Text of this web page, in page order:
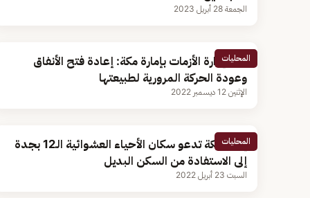
الجمعة 28 أبريل 2023
المحليات
مركز إدارة الأزمات بإمارة مكة: إعادة فتح الأنفاق
وعودة الحركة المرورية لطبيعتها
الإثنين 12 ديسمبر 2022
المحليات
إمارة مكة تدعو سكان الأحياء العشوائية الـ12 بجدة
إلى الاستفادة من السكن البديل
السبت 23 أبريل 2022